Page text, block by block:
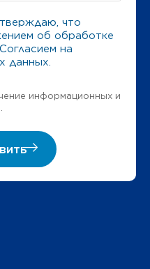
что
об обработке
Согласием на
данных.
информационных и